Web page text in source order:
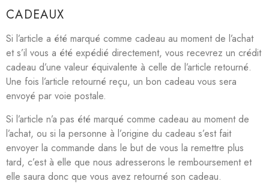
CADEAUX
Si l’article a été marqué comme cadeau au moment de l’achat
et s’il vous a été expédié directement, vous recevrez un crédit
cadeau d’une valeur équivalente à celle de l’article retourné.
Une fois l’article retourné reçu, un bon cadeau vous sera
envoyé par voie postale.
Si l’article n’a pas été marqué comme cadeau au moment de
l’achat, ou si la personne à l’origine du cadeau s’est fait
envoyer la commande dans le but de vous la remettre plus
tard, c’est à elle que nous adresserons le remboursement et
elle saura donc que vous avez retourné son cadeau.